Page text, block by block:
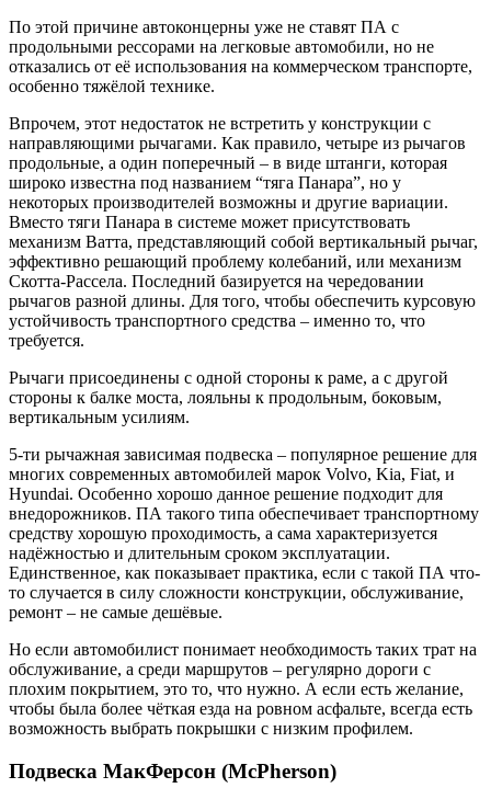
По этой причине автоконцерны уже не ставят ПА с
продольными рессорами на легковые автомобили, но не
отказались от её использования на коммерческом транспорте,
особенно тяжёлой технике.
Впрочем, этот недостаток не встретить у конструкции с
направляющими рычагами. Как правило, четыре из рычагов
продольные, а один поперечный – в виде штанги, которая
широко известна под названием “тяга Панара”, но у
некоторых производителей возможны и другие вариации.
Вместо тяги Панара в системе может присутствовать
механизм Ватта, представляющий собой вертикальный рычаг,
эффективно решающий проблему колебаний, или механизм
Скотта-Рассела. Последний базируется на чередовании
рычагов разной длины. Для того, чтобы обеспечить курсовую
устойчивость транспортного средства – именно то, что
требуется.
Рычаги присоединены с одной стороны к раме, а с другой
стороны к балке моста, лояльны к продольным, боковым,
вертикальным усилиям.
5-ти рычажная зависимая подвеска – популярное решение для
многих современных автомобилей марок Volvo, Kia, Fiat, и
Hyundai. Особенно хорошо данное решение подходит для
внедорожников. ПА такого типа обеспечивает транспортному
средству хорошую проходимость, а сама характеризуется
надёжностью и длительным сроком эксплуатации.
Единственное, как показывает практика, если с такой ПА что-
то случается в силу сложности конструкции, обслуживание,
ремонт – не самые дешёвые.
Но если автомобилист понимает необходимость таких трат на
обслуживание, а среди маршрутов – регулярно дороги с
плохим покрытием, это то, что нужно. А если есть желание,
чтобы была более чёткая езда на ровном асфальте, всегда есть
возможность выбрать покрышки с низким профилем.
Подвеска МакФерсон (McPherson)